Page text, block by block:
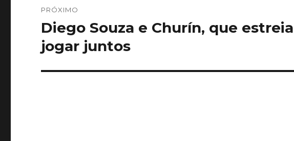
PRÓXIMO
Próximo
post:
Diego Souza e Churín, que
jogar juntos